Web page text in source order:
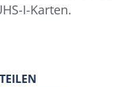
I-Karten.